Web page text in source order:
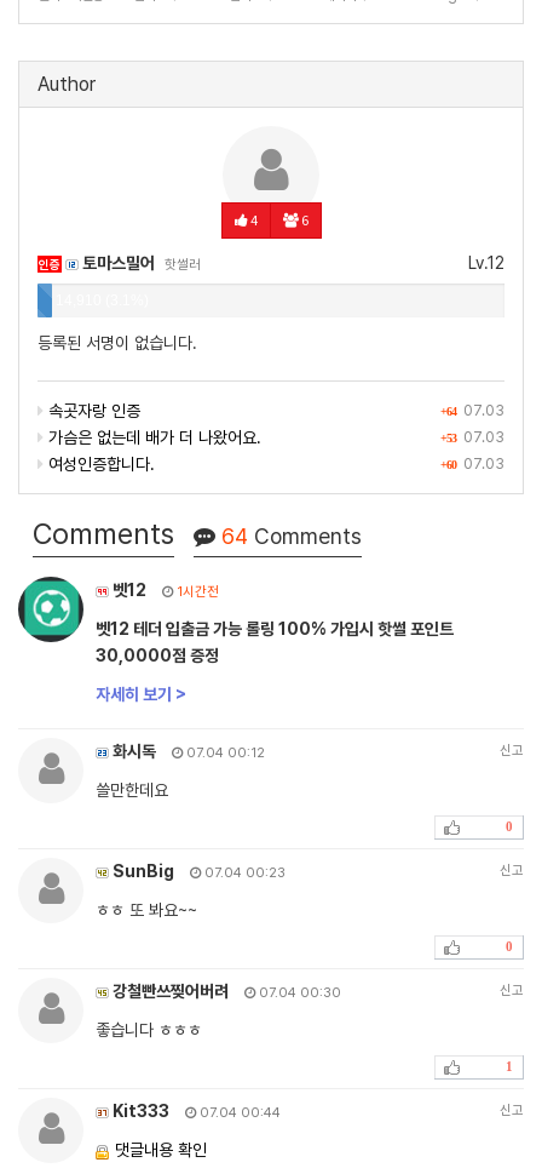
Author
4 6
Lv.12
인증 토마스밀어 핫썰러
등록된 서명이 없습니다.
+64 07.03
속곳자랑 인증
+53 07.03
가슴은 없는데 배가 더 나왔어요.
+60 07.03
여성인증합니다.
Comments 64 Comments
벳12 1시간전
벳12 테더 입출금 가능 롤링 100% 가입시 핫썰 포인트
30,0000점 증정
자세히 보기 >
화시독 07.04 00:12 신고
쓸만한데요
0
SunBig 07.04 00:23 신고
ㅎㅎ 또 봐요~~
0
강철빤쓰찢어버려 07.04 00:30 신고
좋습니다 ㅎㅎㅎ
1
Kit333 07.04 00:44 신고
댓글내용 확인